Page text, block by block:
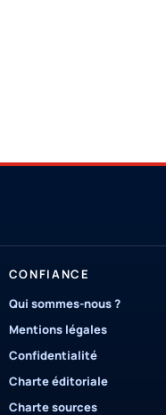
CONFIANCE
Qui sommes-nous ?
Mentions légales
Confidentialité
Charte éditoriale
Charte sources